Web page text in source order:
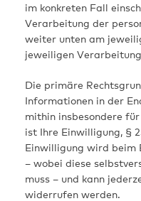
im konkreten Fall
Verarbeitung der
weiter unten am
jeweiligen
Die primäre
Informationen in der
mithin insbesondere
ist Ihre Einwilligung, §
Einwilligung wird beim
– wobei diese
muss – und kann
widerrufen werden.